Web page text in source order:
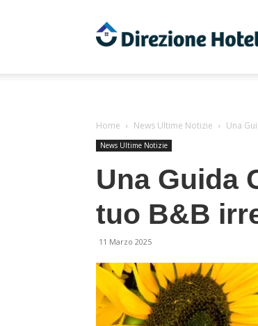
Hotel
Home News Ultime Notizie Una
News Ultime Notizie
Una Guida
tuo B&B
11 Marzo 2025